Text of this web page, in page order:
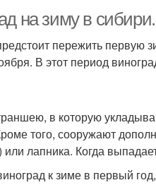
на зиму в
пережить первую
В этот период
в которую
того, сооружают
или лапника. Когда
к зиме в первый